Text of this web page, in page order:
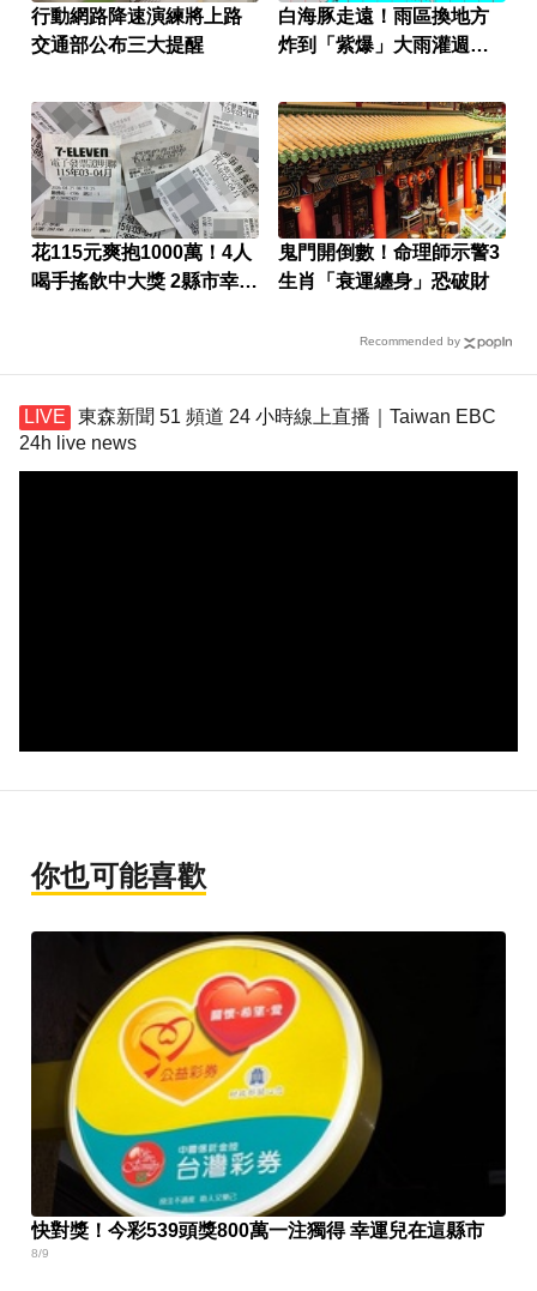
行動網路降速演練將上路
交通部公布三大提醒
白海豚走遠！雨區換地方
炸到「紫爆」大雨灌週末
花115元爽抱1000萬！4人
喝手搖飲中大獎 2縣市幸運
鬼門開倒數！命理師示警3
生肖「衰運纏身」恐破財
Recommended by
東森新聞 51 頻道 24 小時線上直播｜Taiwan EBC
24h live news
你也可能喜歡
快對獎！今彩539頭獎800萬一注獨得 幸運兒在這縣市
8/9